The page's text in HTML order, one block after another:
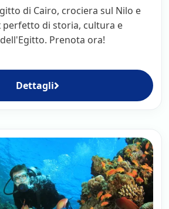
di Cairo, crociera sul Nilo e
perfetto di storia, cultura e
Prenota ora!
Dettagli